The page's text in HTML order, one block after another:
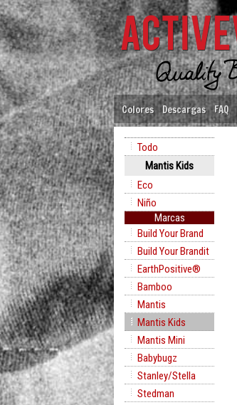
Colores Descargas FAQ
Todo
Mantis Kids
Eco
Niño
Marcas
Build Your Brand
Build Your Brandit
EarthPositive®
Bamboo
Mantis
Mantis Kids
Mantis Mini
Babybugz
Stanley/Stella
Stedman